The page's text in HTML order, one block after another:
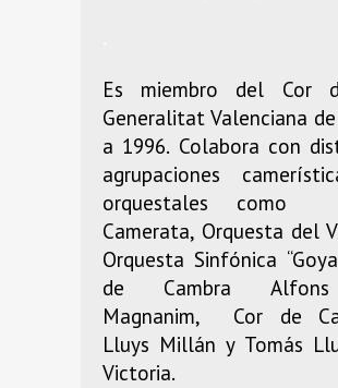
Es miembro del Cor
Generalitat Valenciana
a 1996. Colabora con
agrupaciones
orquestales como
Camerata, Orquesta del
Orquesta Sinfónica
de Cambra
Magnanim, Cor de
Lluys Millán y Tomás
Victoria.